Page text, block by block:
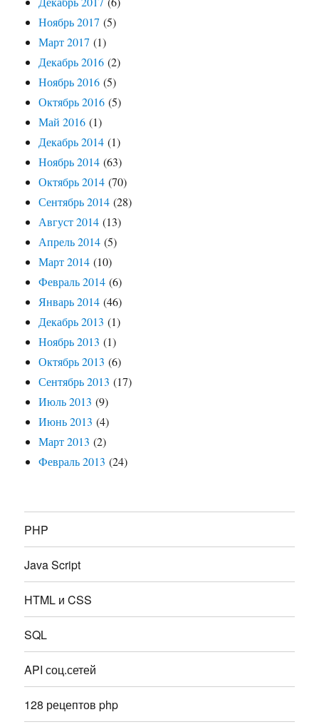
Ноябрь 2017 (5)
Март 2017 (1)
Декабрь 2016 (2)
Ноябрь 2016 (5)
Октябрь 2016 (5)
Май 2016 (1)
Декабрь 2014 (1)
Ноябрь 2014 (63)
Октябрь 2014 (70)
Сентябрь 2014 (28)
Август 2014 (13)
Апрель 2014 (5)
Март 2014 (10)
Февраль 2014 (6)
Январь 2014 (46)
Декабрь 2013 (1)
Ноябрь 2013 (1)
Октябрь 2013 (6)
Сентябрь 2013 (17)
Июль 2013 (9)
Июнь 2013 (4)
Март 2013 (2)
Февраль 2013 (24)
PHP
Java Script
HTML и CSS
SQL
API соц.сетей
128 рецептов php